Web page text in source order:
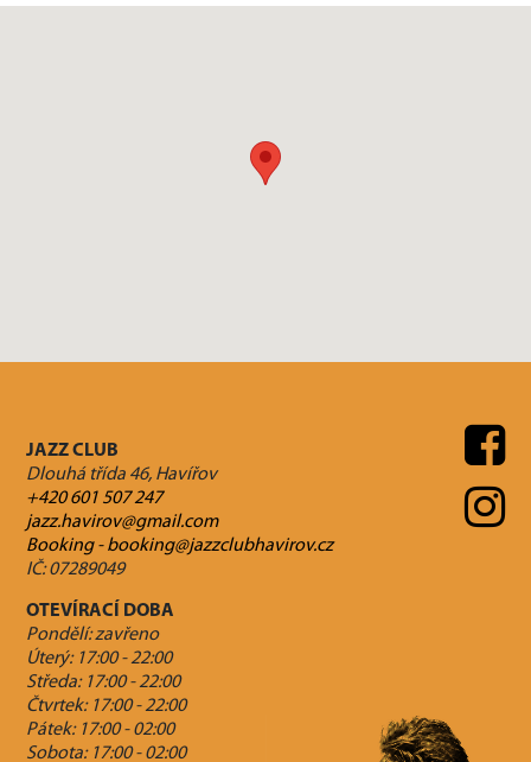
JAZZ CLUB
Dlouhá třída 46, Havířov
+420 601 507 247
jazz.havirov@gmail.com
Booking - booking@jazzclubhavirov.cz
IČ: 07289049
OTEVÍRACÍ DOBA
Pondělí: zavřeno
Úterý: 17:00 - 22:00
Středa: 17:00 - 22:00
Čtvrtek: 17:00 - 22:00
Pátek: 17:00 - 02:00
Sobota: 17:00 - 02:00